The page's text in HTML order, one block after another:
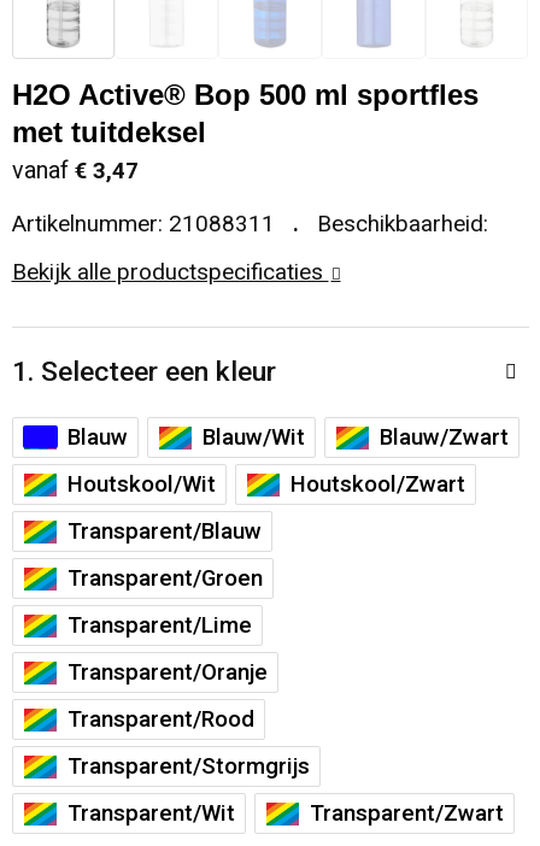
Sleutelhangers en Lanyards
Snoepgoed
Spellen voor binnen en buiten
Sport
Veiligheid, Auto en Fiets
Vrije tijd en Strand
Waterflesjes
Koeltassen en Koelboxen
Koffers en Trolleys
Laptop hoezen en tassen
Matrozentassen
Opvouwbare tassen
Papieren tassen
Promotietassen
Reistassen
Rugzakken
Schoenentassen
Schoudertassen
Sporttassen
Sweaters
T-Shirts
Vesten
Reflecterende vesten
Regenkleding
Restauranttextiel
Schoenen
Sweaters
T-Shirts
Veiligheidssignalering en Verlichting
Vesten
Oog- en gelaatsbescherming
Hoofdbescherming
Gehoorbescherming
H2O Active® Bop 500 ml sportfles
met tuitdeksel
vanaf € 3,47
Artikelnummer: 21088311
Beschikbaarheid:
Bekijk alle productspecificaties
1. Selecteer een kleur
Blauw Blauw/Wit
Blauw/Zwart
Houtskool/Wit
Houtskool/Zwart
Transparent/Blauw
Transparent/Groen
Transparent/Lime
Transparent/Oranje
Transparent/Rood
Transparent/Stormgrijs
Transparent/Wit
Transparent/Zwart